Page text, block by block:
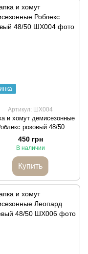
Артикул: ШХ004
и хомут демисезонные
розовый 48/50
450 грн
В наличии
Купить